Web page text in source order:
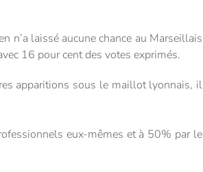
n’a laissé aucune chance au Marseillais
16 pour cent des votes exprimés.
apparitions sous le maillot lyonnais, il
eux-mêmes et à 50% par le